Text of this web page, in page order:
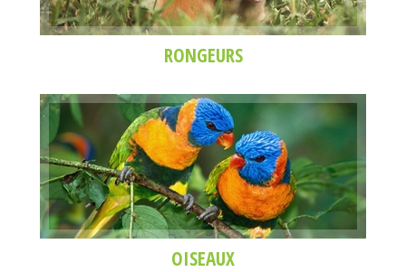
RONGEURS
OISEAUX